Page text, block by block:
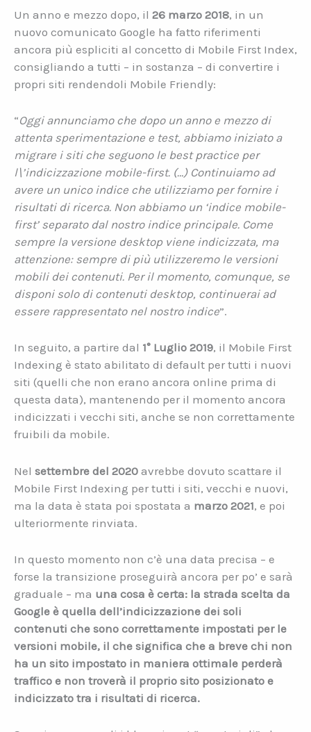
Un anno e mezzo dopo, il 26 marzo 2018, in un
nuovo comunicato Google ha fatto riferimenti
ancora più espliciti al concetto di Mobile First Index,
consigliando a tutti – in sostanza – di convertire i
propri siti rendendoli Mobile Friendly:
“Oggi annunciamo che dopo un anno e mezzo di
attenta sperimentazione e test, abbiamo iniziato a
migrare i siti che seguono le best practice per
l\’indicizzazione mobile-first. (…) Continuiamo ad
avere un unico indice che utilizziamo per fornire i
risultati di ricerca. Non abbiamo un ‘indice mobile-
first’ separato dal nostro indice principale. Come
sempre la versione desktop viene indicizzata, ma
attenzione: sempre di più utilizzeremo le versioni
mobili dei contenuti. Per il momento, comunque, se
disponi solo di contenuti desktop, continuerai ad
essere rappresentato nel nostro indice”.
In seguito, a partire dal 1° Luglio 2019, il Mobile First
Indexing è stato abilitato di default per tutti i nuovi
siti (quelli che non erano ancora online prima di
questa data), mantenendo per il momento ancora
indicizzati i vecchi siti, anche se non correttamente
fruibili da mobile.
Nel settembre del 2020 avrebbe dovuto scattare il
Mobile First Indexing per tutti i siti, vecchi e nuovi,
ma la data è stata poi spostata a marzo 2021, e poi
ulteriormente rinviata.
In questo momento non c’è una data precisa – e
forse la transizione proseguirà ancora per po’ e sarà
graduale – ma una cosa è certa: la strada scelta da
Google è quella dell’indicizzazione dei soli
contenuti che sono correttamente impostati per le
versioni mobile, il che significa che a breve chi non
ha un sito impostato in maniera ottimale perderà
traffico e non troverà il proprio sito posizionato e
indicizzato tra i risultati di ricerca.